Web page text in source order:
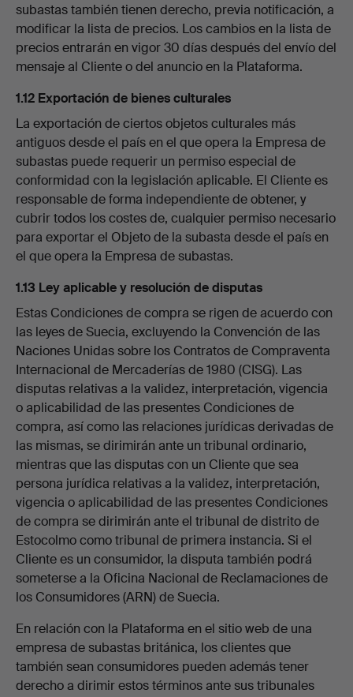
subastas también tienen derecho, previa notificación, a
modificar la lista de precios. Los cambios en la lista de
precios entrarán en vigor 30 días después del envío del
mensaje al Cliente o del anuncio en la Plataforma.
1.12 Exportación de bienes culturales
La exportación de ciertos objetos culturales más
antiguos desde el país en el que opera la Empresa de
subastas puede requerir un permiso especial de
conformidad con la legislación aplicable. El Cliente es
responsable de forma independiente de obtener, y
cubrir todos los costes de, cualquier permiso necesario
para exportar el Objeto de la subasta desde el país en
el que opera la Empresa de subastas.
1.13 Ley aplicable y resolución de disputas
Estas Condiciones de compra se rigen de acuerdo con
las leyes de Suecia, excluyendo la Convención de las
Naciones Unidas sobre los Contratos de Compraventa
Internacional de Mercaderías de 1980 (CISG). Las
disputas relativas a la validez, interpretación, vigencia
o aplicabilidad de las presentes Condiciones de
compra, así como las relaciones jurídicas derivadas de
las mismas, se dirimirán ante un tribunal ordinario,
mientras que las disputas con un Cliente que sea
persona jurídica relativas a la validez, interpretación,
vigencia o aplicabilidad de las presentes Condiciones
de compra se dirimirán ante el tribunal de distrito de
Estocolmo como tribunal de primera instancia. Si el
Cliente es un consumidor, la disputa también podrá
someterse a la Oficina Nacional de Reclamaciones de
los Consumidores (ARN) de Suecia.
En relación con la Plataforma en el sitio web de una
empresa de subastas británica, los clientes que
también sean consumidores pueden además tener
derecho a dirimir estos términos ante sus tribunales